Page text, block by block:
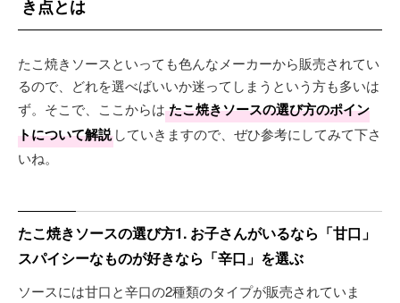
き点とは
たこ焼きソースといっても色んなメーカーから販売されてい
るので、どれを選べばいいか迷ってしまうという方も多いは
ず。そこで、ここからは たこ焼きソースの選び方のポイン
トについて解説 していきますので、ぜひ参考にしてみて下さ
いね。
たこ焼きソースの選び方1. お子さんがいるなら「甘口」
スパイシーなものが好きなら「辛口」を選ぶ
ソースには甘口と辛口の2種類のタイプが販売されていま